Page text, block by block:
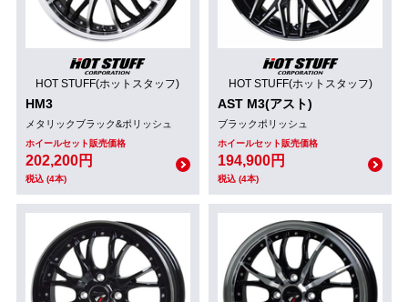
HOT STUFF(ホットスタッフ)
HM3
メタリックブラック&ポリッシュ
ホイールセット販売価格
202,200円
税込 (4本)
HOT STUFF(ホットスタッフ)
AST M3(アスト)
ブラックポリッシュ
ホイールセット販売価格
194,900円
税込 (4本)